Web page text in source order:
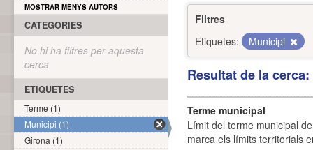
Filtres
Etiquetes:
Municipi
Resultat de la
Terme municipal
Límit del terme municipal
marca els límits territorials
MOSTRAR MENYS AUTORS
CATEGORIES
No hi ha filtres per aquesta
cerca
ETIQUETES
Terme (1)
Municipi (1)
Girona (1)